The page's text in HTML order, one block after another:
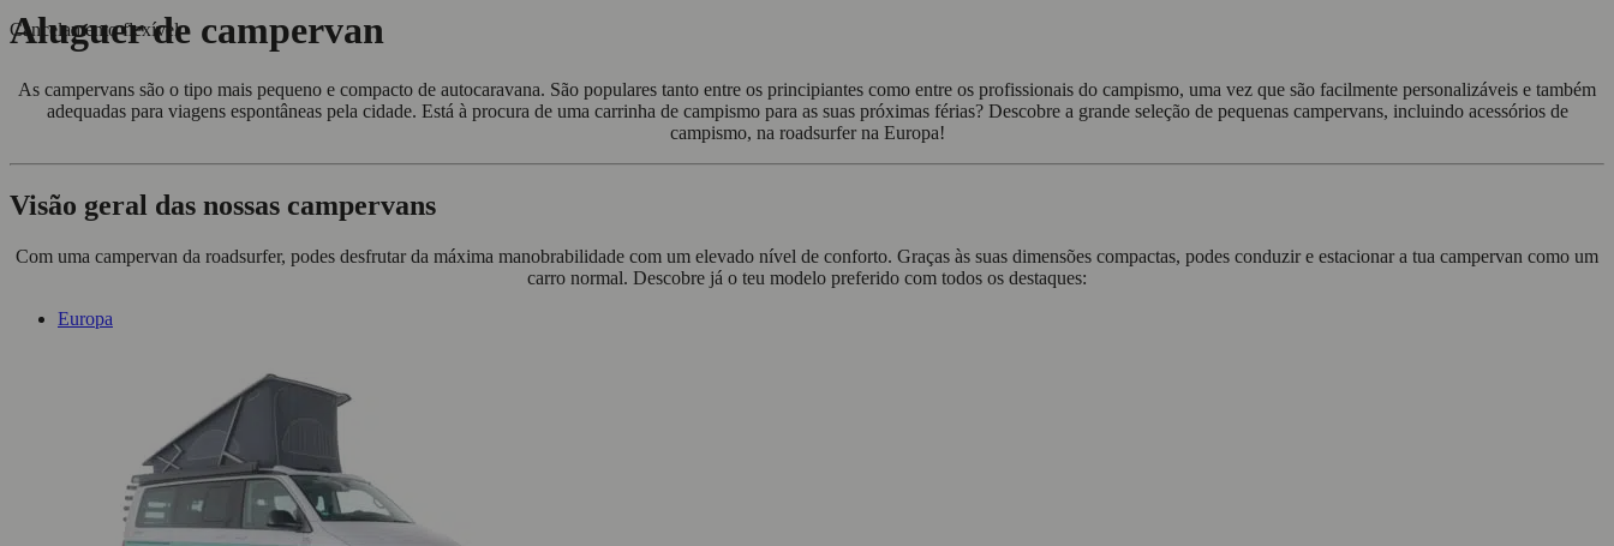
Cancelamento flexível
Aluguer de campervan
As campervans são o tipo mais pequeno e compacto de autocaravana. São populares tanto entre os principiantes como entre os profissionais do campismo, uma vez que são facilmente personalizáveis e também
adequadas para viagens espontâneas pela cidade. Está à procura de uma carrinha de campismo para as suas próximas férias? Descobre a grande seleção de pequenas campervans, incluindo acessórios de
campismo, na roadsurfer na Europa!
Visão geral das nossas campervans
Com uma campervan da roadsurfer, podes desfrutar da máxima manobrabilidade com um elevado nível de conforto. Graças às suas dimensões compactas, podes conduzir e estacionar a tua campervan como um
carro normal. Descobre já o teu modelo preferido com todos os destaques:
Europa